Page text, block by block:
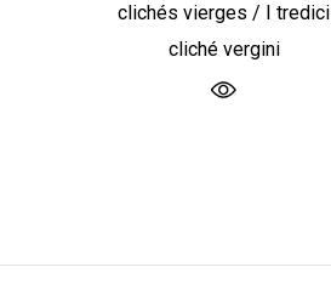
clichés vierges / I tredici
cliché vergini